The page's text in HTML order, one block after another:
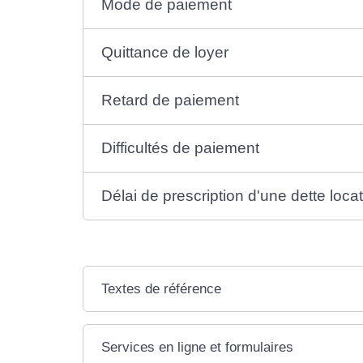
Mode de paiement
Quittance de loyer
Retard de paiement
Difficultés de paiement
Délai de prescription d'une dette
Textes de référence
Services en ligne et formulaires